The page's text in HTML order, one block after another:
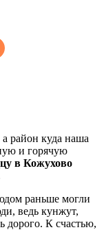
район куда наша
и горячую
в Кожухово
раньше могли
ведь кунжут,
дорого. К счастью,